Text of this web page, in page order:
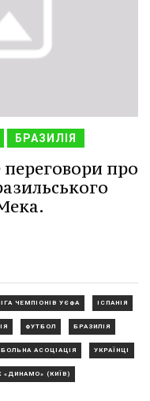
БРАЗИЛІЯ
про
ЧЕМПІОНІВ УЄФА ІСПАНІЯ
ФУТБОЛ БРАЗИЛІЯ
АСОЦІАЦІЯ УКРАЇНЦІ
«ДИНАМО» (КИЇВ)